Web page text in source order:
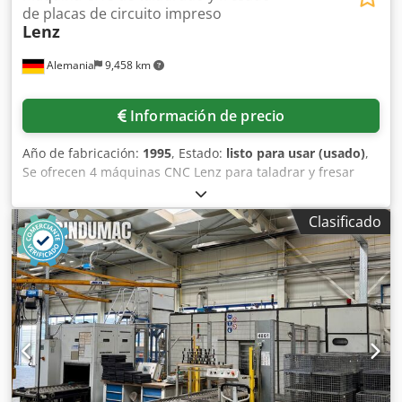
Alemania 9,458 km
de placas de circuito impreso
Lenz
Información de precio
Año de fabricación: 1995, Estado: listo para usar (usado),
Se ofrecen 4 máquinas CNC Lenz para taladrar y fresar
placas de circuito impreso. 1) Una máquina CNC vertical
para taladrar y fresar placas de circuito impreso, Lenz LGX
460-2AL, año de fabricación: 1995, recorrido X/Y:
aproximadamente 550 mm/460 mm, avance rápido X/Y:
aproximadamente 40 m/min, velocidad máxima de
taladrado en el eje Z: aproximadamente 500 ciclos/min,
husillos: Precise SC53H, velocidad del husillo:
aproximadamente 20.000 RPM, sujeción de herramientas:
3 mm, número de herramientas: 308, control: SIEB &
MEYER CNC 44.00. Equipada con una unidad de
refrigeración y un elevador de paletas. Dimensiones
totales de la máquina base X/Y/Z: aproximadamente 1650
Clasificado